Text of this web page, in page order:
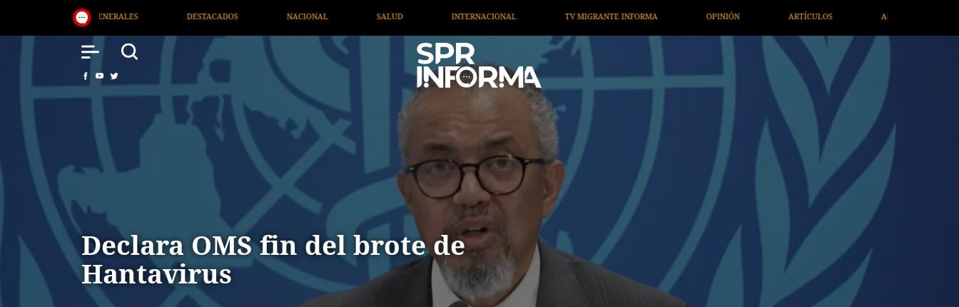
NACIONAL SALUD INTERNACIONAL TV MIGRANTE INFORMA OPINIÓN ARTÍCULOS ARTE / ENTRETENIMIENTO ECONOMÍA / NEGOCIOS
Declara OMS fin del brote de
Hantavirus